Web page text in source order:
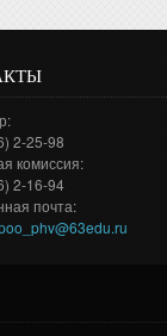
2-25-98
комиссия:
2-16-94
почта: